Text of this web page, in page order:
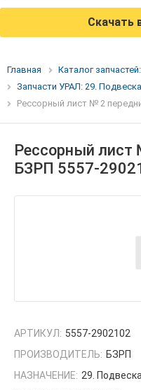
Скачать
Главная
Каталог
Запчасти УРАЛ: 29. Подвеска
Рессорный лист № 2
Рессорный лист
БЗРП 5557-
АРТИКУЛ: 5557-2902102
ПРОИЗВОДИТЕЛЬ: БЗРП
НАЗНАЧЕНИЕ: 29.